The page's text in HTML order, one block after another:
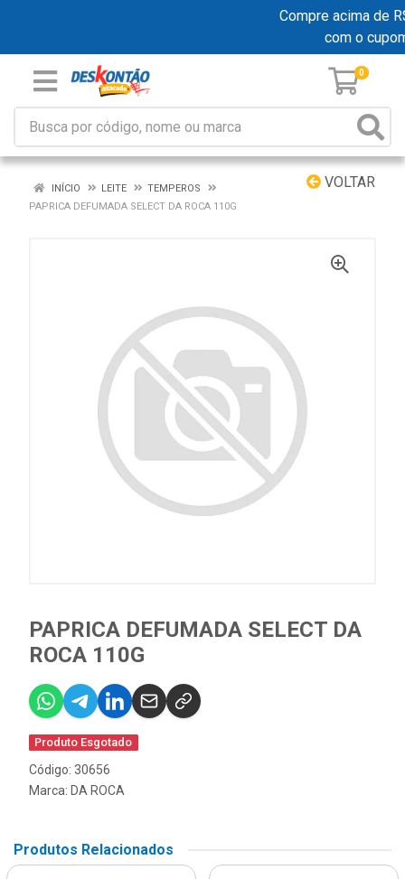
Compre acima de
com o
0
VOLTAR
INÍCIO LEITE
TEMPEROS
PAPRICA DEFUMADA SELECT DA ROCA 110G
PAPRICA DEFUMADA SELECT DA
ROCA 110G
Produto Esgotado
Código: 30656
Marca: DA ROCA
Produtos Relacionados